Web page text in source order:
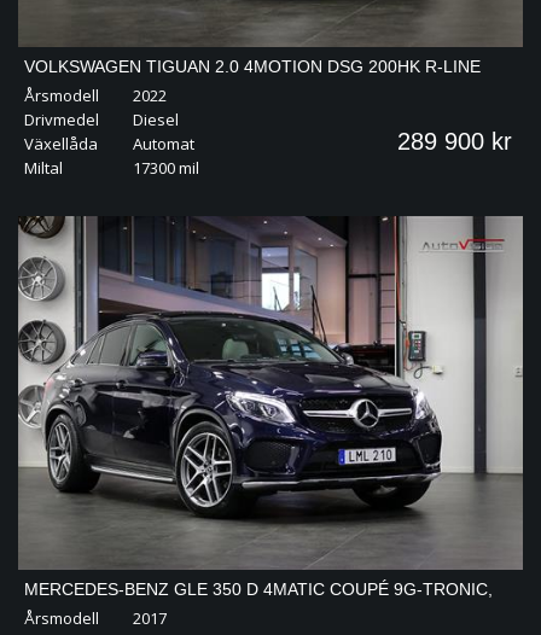
VOLKSWAGEN TIGUAN 2.0 4MOTION DSG 200HK R-LINE
BLACK EDITION | COCKPIT
Årsmodell
2022
Drivmedel
Diesel
Växellåda
Automat
Miltal
17300 mil
289 900 kr
MERCEDES-BENZ GLE 350 D 4MATIC COUPÉ 9G-TRONIC,
258HK AMG | KAMPANJ!
Årsmodell
2017